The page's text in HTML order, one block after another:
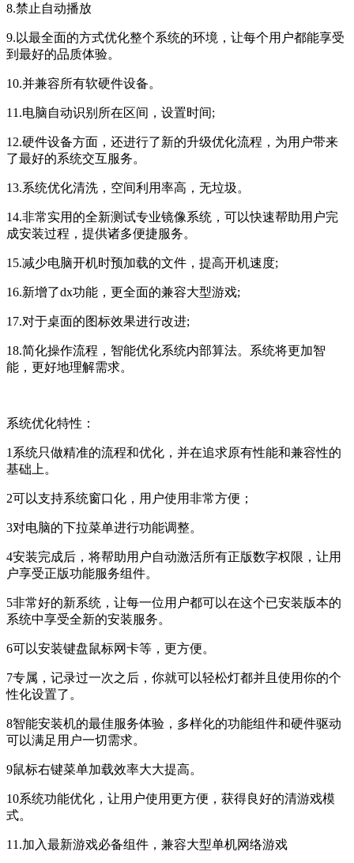
8.禁止自动播放
9.以最全面的方式优化整个系统的环境，让每个用户都能享受
到最好的品质体验。
10.并兼容所有软硬件设备。
11.电脑自动识别所在区间，设置时间;
12.硬件设备方面，还进行了新的升级优化流程，为用户带来
了最好的系统交互服务。
13.系统优化清洗，空间利用率高，无垃圾。
14.非常实用的全新测试专业镜像系统，可以快速帮助用户完
成安装过程，提供诸多便捷服务。
15.减少电脑开机时预加载的文件，提高开机速度;
16.新增了dx功能，更全面的兼容大型游戏;
17.对于桌面的图标效果进行改进;
18.简化操作流程，智能优化系统内部算法。系统将更加智
能，更好地理解需求。
系统优化特性：
1系统只做精准的流程和优化，并在追求原有性能和兼容性的
基础上。
2可以支持系统窗口化，用户使用非常方便；
3对电脑的下拉菜单进行功能调整。
4安装完成后，将帮助用户自动激活所有正版数字权限，让用
户享受正版功能服务组件。
5非常好的新系统，让每一位用户都可以在这个已安装版本的
系统中享受全新的安装服务。
6可以安装键盘鼠标网卡等，更方便。
7专属，记录过一次之后，你就可以轻松灯都并且使用你的个
性化设置了。
8智能安装机的最佳服务体验，多样化的功能组件和硬件驱动
可以满足用户一切需求。
9鼠标右键菜单加载效率大大提高。
10系统功能优化，让用户使用更方便，获得良好的清游戏模
式。
11.加入最新游戏必备组件，兼容大型单机网络游戏